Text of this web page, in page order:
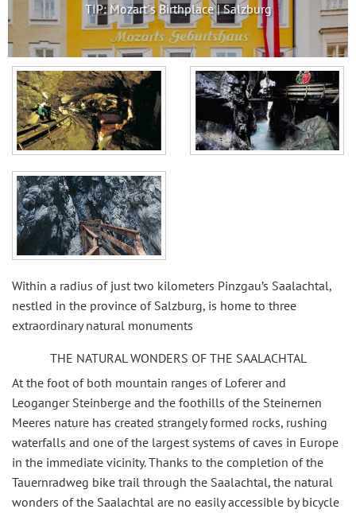
TIP: Mozart´s Birthplace | Salzburg
Within a radius of just two kilometers Pinzgau’s Saalachtal,
nestled in the province of Salzburg, is home to three
extraordinary natural monuments
THE NATURAL WONDERS OF THE SAALACHTAL
At the foot of both mountain ranges of Loferer and
Leoganger Steinberge and the foothills of the Steinernen
Meeres nature has created strangely formed rocks, rushing
waterfalls and one of the largest systems of caves in Europe
in the immediate vicinity. Thanks to the completion of the
Tauernradweg bike trail through the Saalachtal, the natural
wonders of the Saalachtal are no easily accessible by bicycle